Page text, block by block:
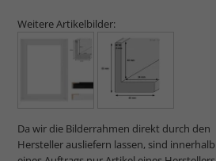
Weitere Artikelbilder:
Da wir die Bilderrahmen direkt durch den
Hersteller ausliefern lassen, sind innerhalb